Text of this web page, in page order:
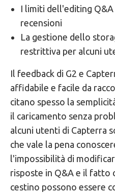
I limiti dell'editing
recensioni
La gestione dello
restrittiva per alcuni
Il feedback di G2 e
affidabile e facile da
citano spesso la
il caricamento senza
alcuni utenti di Capterra
che vale la pena
l'impossibilità di
risposte in Q&A e il fatto
cestino possono essere